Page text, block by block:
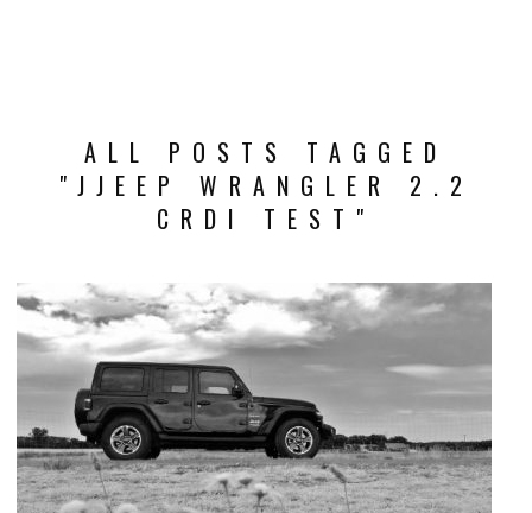
ALL POSTS TAGGED
"JJEEP WRANGLER 2.2
CRDI TEST"